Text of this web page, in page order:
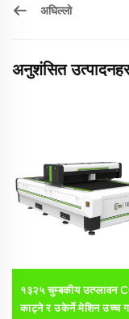
अघिल्लो
अनुशंसित
१३२५ चुम्बकीय उत्प्लावन
काट्ने र उकेर्ने मेशिन उच्च